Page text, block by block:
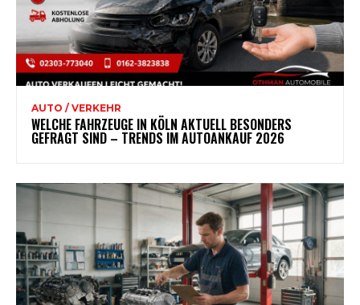
AUTO / VERKEHR
WELCHE FAHRZEUGE IN KÖLN AKTUELL BESONDERS
GEFRAGT SIND – TRENDS IM AUTOANKAUF 2026